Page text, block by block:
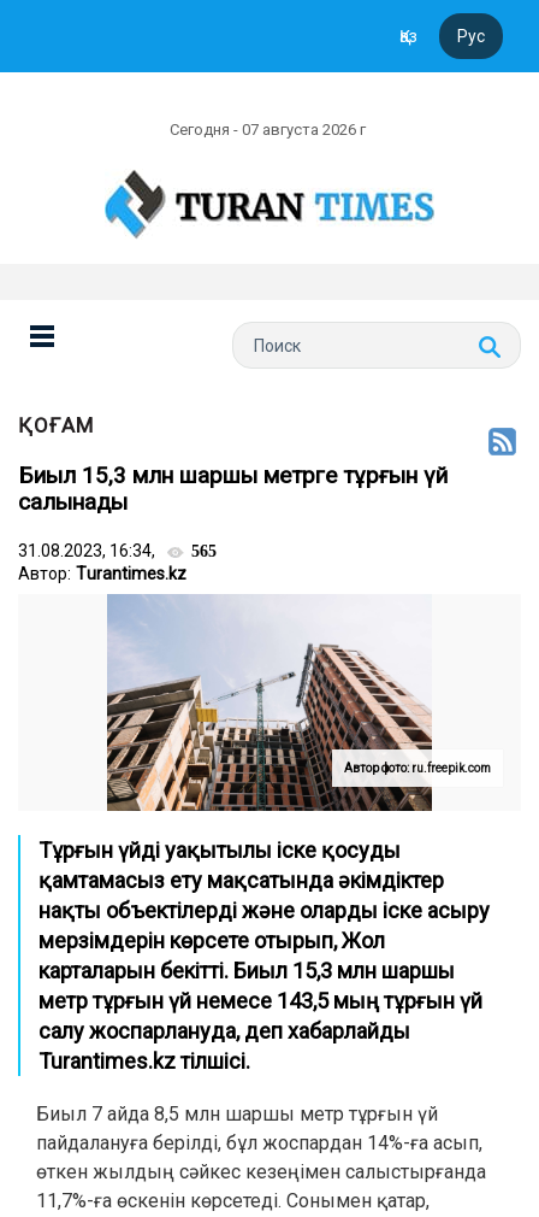
Қаз Рус
Сегодня - 07 августа 2026 г
ҚОҒАМ
Биыл 15,3 млн шаршы метрге тұрғын үй
салынады
31.08.2023, 16:34, 565
Автор: Тurantimes.kz
Автор фото: ru.freepik.com
Тұрғын үйді уақытылы іске қосуды
қамтамасыз ету мақсатында әкімдіктер
нақты объектілерді және оларды іске асыру
мерзімдерін көрсете отырып, Жол
карталарын бекітті. Биыл 15,3 млн шаршы
метр тұрғын үй немесе 143,5 мың тұрғын үй
салу жоспарлануда, деп хабарлайды
Turantimes.kz тілшісі.
Биыл 7 айда 8,5 млн шаршы метр тұрғын үй
пайдалануға берілді, бұл жоспардан 14%-ға асып,
өткен жылдың сәйкес кезеңімен салыстырғанда
11,7%-ға өскенін көрсетеді. Сонымен қатар,